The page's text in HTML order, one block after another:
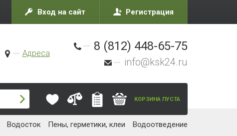
Вход на сайт Регистрация
Адреса
8 (812) 448-65-75
info@ksk24.ru
КОРЗИНА ПУСТА
Водосток Пены, герметики, клеи Водоотведение